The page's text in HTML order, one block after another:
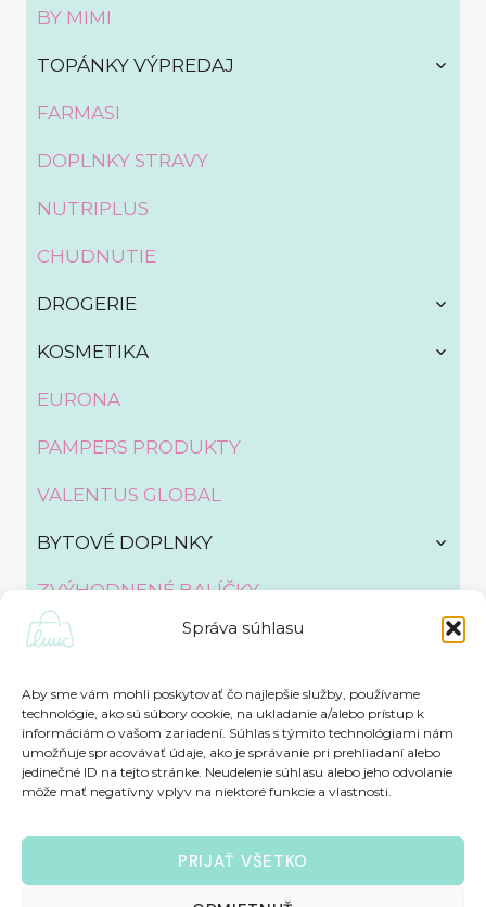
Správa súhlasu
Aby sme vám mohli poskytovať čo najlepšie služby, používame
technológie, ako sú súbory cookie, na ukladanie a/alebo prístup k
informáciám o vašom zariadení. Súhlas s týmito technológiami nám
umožňuje spracovávať údaje, ako je správanie pri prehliadaní alebo
jedinečné ID na tejto stránke. Neudelenie súhlasu alebo jeho odvolanie
môže mať negatívny vplyv na niektoré funkcie a vlastnosti.
PRIJAŤ VŠETKO
BY MIMI
TOPÁNKY VÝPREDAJ
FARMASI
DOPLNKY STRAVY
NUTRIPLUS
CHUDNUTIE
DROGERIE
KOSMETIKA
EURONA
PAMPERS PRODUKTY
VALENTUS GLOBAL
BYTOVÉ DOPLNKY
ZVÝHODNENÉ BALÍČKY
Všeobecné obchodní podmínky
Zásady ochrany osobných údajov